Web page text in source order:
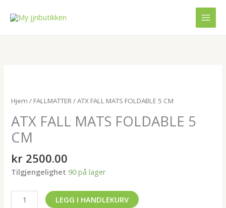
rett
Hjem / FALLMATTER/ ATX FALL MATS FOLDABLE 5 CM
ATX FALL MATS FOLDABLE 5
CM
kr 2500.00
Tilgjengelighet 90 på lager
MATS
5
CM
antall
LEGG I HANDLEKURV